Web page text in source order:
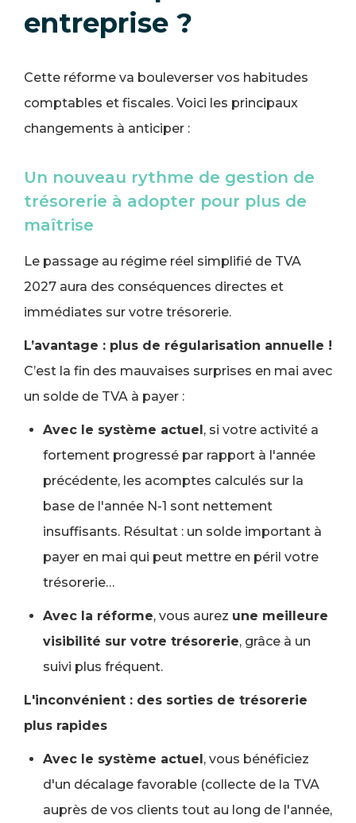
entreprise ?
Cette réforme va bouleverser vos habitudes
comptables et fiscales. Voici les principaux
changements à anticiper :
Un nouveau rythme de gestion de
trésorerie à adopter pour plus de
maîtrise
Le passage au régime réel simplifié de TVA
2027 aura des conséquences directes et
immédiates sur votre trésorerie.
L’avantage : plus de régularisation annuelle !
C’est la fin des mauvaises surprises en mai avec
un solde de TVA à payer :
Avec le système actuel, si votre activité a
fortement progressé par rapport à l'année
précédente, les acomptes calculés sur la
base de l'année N-1 sont nettement
insuffisants. Résultat : un solde important à
payer en mai qui peut mettre en péril votre
trésorerie…
Avec la réforme, vous aurez une meilleure
visibilité sur votre trésorerie, grâce à un
suivi plus fréquent.
L'inconvénient : des sorties de trésorerie
plus rapides
Avec le système actuel, vous bénéficiez
d'un décalage favorable (collecte de la TVA
auprès de vos clients tout au long de l'année,